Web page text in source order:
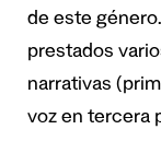
de este
prestados
narrativas
voz en tercera